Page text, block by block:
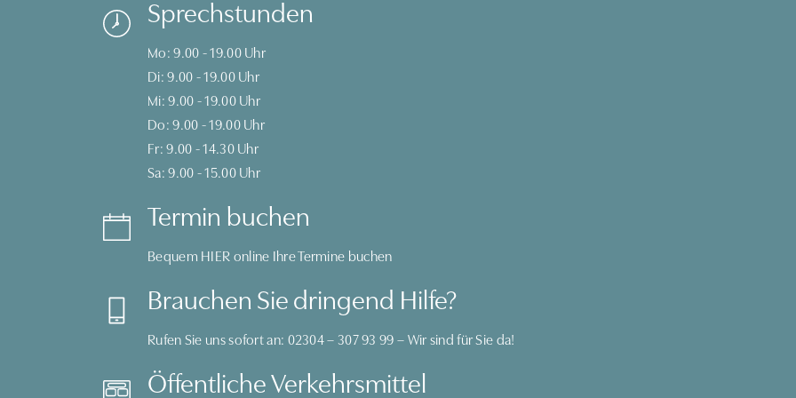
Sprechstunden
Mo: 9.00 - 19.00 Uhr
Di: 9.00 - 19.00 Uhr
Mi: 9.00 - 19.00 Uhr
Do: 9.00 - 19.00 Uhr
Fr: 9.00 - 14.30 Uhr
Sa: 9.00 - 15.00 Uhr
Termin buchen
Bequem HIER online Ihre Termine buchen
Brauchen Sie dringend Hilfe?
Rufen Sie uns sofort an: 02304 – 307 93 99– Wir sind für Sie da!
Öffentliche Verkehrsmittel